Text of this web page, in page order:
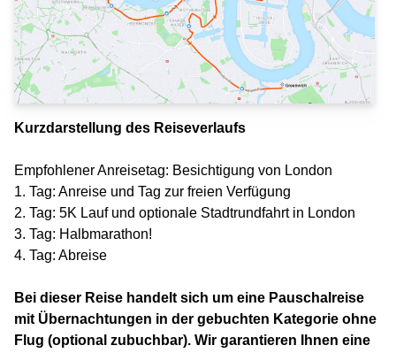
Kurzdarstellung des Reiseverlaufs
Empfohlener Anreisetag: Besichtigung von London
1. Tag: Anreise und Tag zur freien Verfügung
2. Tag: 5K Lauf und optionale Stadtrundfahrt in London
3. Tag: Halbmarathon!
4. Tag: Abreise
Bei dieser Reise handelt sich um eine Pauschalreise
mit Übernachtungen in der gebuchten Kategorie ohne
Flug (optional zubuchbar). Wir garantieren Ihnen eine